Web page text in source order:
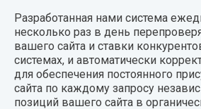
Разработанная нами система
несколько раз в день
вашего сайта и ставки
системах, и автоматически
для обеспечения постоянного
сайта по каждому запросу
позиций вашего сайта в